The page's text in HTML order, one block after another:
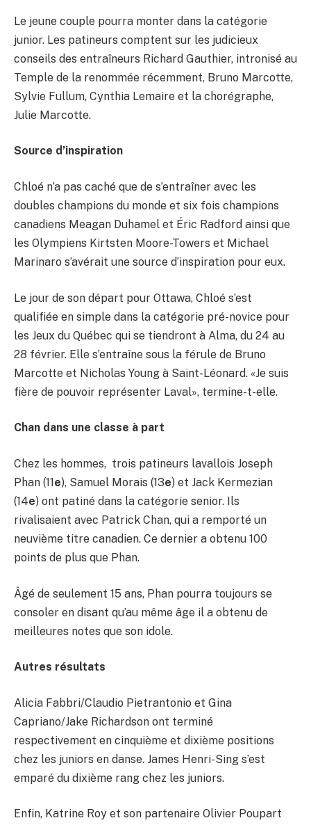
Le jeune couple pourra monter dans la catégorie
junior. Les patineurs comptent sur les judicieux
conseils des entraîneurs Richard Gauthier, intronisé au
Temple de la renommée récemment, Bruno Marcotte,
Sylvie Fullum, Cynthia Lemaire et la chorégraphe,
Julie Marcotte.
Source d’inspiration
Chloé n’a pas caché que de s’entraîner avec les
doubles champions du monde et six fois champions
canadiens Meagan Duhamel et Éric Radford ainsi que
les Olympiens Kirtsten Moore-Towers et Michael
Marinaro s’avérait une source d’inspiration pour eux.
Le jour de son départ pour Ottawa, Chloé s’est
qualifiée en simple dans la catégorie pré-novice pour
les Jeux du Québec qui se tiendront à Alma, du 24 au
28 février. Elle s’entraîne sous la férule de Bruno
Marcotte et Nicholas Young à Saint-Léonard. «Je suis
fière de pouvoir représenter Laval», termine-t-elle.
Chan dans une classe à part
Chez les hommes, trois patineurs lavallois Joseph
Phan (11e), Samuel Morais (13e) et Jack Kermezian
(14e) ont patiné dans la catégorie senior. Ils
rivalisaient avec Patrick Chan, qui a remporté un
neuvième titre canadien. Ce dernier a obtenu 100
points de plus que Phan.
Âgé de seulement 15 ans, Phan pourra toujours se
consoler en disant qu’au même âge il a obtenu de
meilleures notes que son idole.
Autres résultats
Alicia Fabbri/Claudio Pietrantonio et Gina
Capriano/Jake Richardson ont terminé
respectivement en cinquième et dixième positions
chez les juniors en danse. James Henri-Sing s’est
emparé du dixième rang chez les juniors.
Enfin, Katrine Roy et son partenaire Olivier Poupart